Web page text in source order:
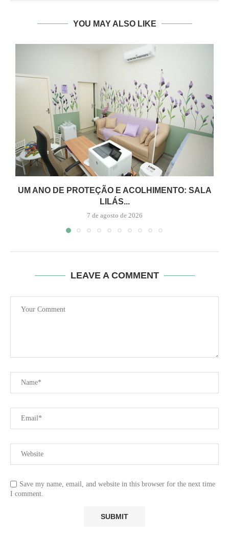
YOU MAY ALSO LIKE
UM ANO DE PROTEÇÃO E ACOLHIMENTO: SALA
LILÁS...
7 de agosto de 2026
LEAVE A COMMENT
Save my name, email, and website in this browser for the next time
I comment.